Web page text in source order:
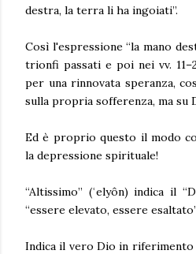
destra, la terra li ha ingoiati”.
Così l'espressione “la mano
trionfi passati e poi nei vv.
per una rinnovata speranza,
sulla propria sofferenza, ma su
Ed è proprio questo il modo
la depressione spirituale!
“Altissimo” (ʿelyôn) indica il
“essere elevato, essere
Indica il vero Dio in riferimento